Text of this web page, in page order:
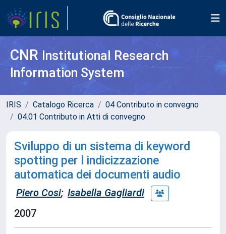
CNR Institutional Research
Information System
IRIS Catalogo Ricerca
04 Contributo in convegno
04.01 Contributo in Atti di convegno
Sviluppo di un sistema di keyword
spotting per l indicizzazione
automatica dei documenti audio
Piero Cosi; Isabella Gagliardi
2007